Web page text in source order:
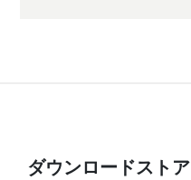
ダウンロードストア